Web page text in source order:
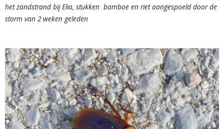
het zandstrand bij Elia, stukken bamboe en riet aangespoeld door de
storm van 2 weken geleden